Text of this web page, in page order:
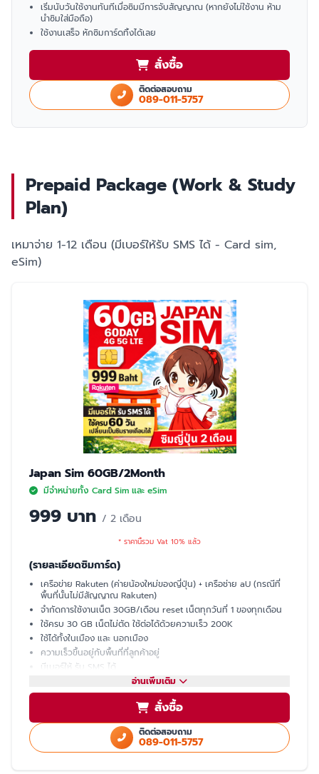
เริ่มนับวันใช้งานทันทีเมื่อซิมมีการจับสัญญาณ (หากยังไม่ใช้งาน ห้าม
นำซิมใส่มือถือ)
ใช้งานเสร็จ หักซิมการ์ดทิ้งได้เลย
สั่งซื้อ
ติดต่อสอบถาม
089-011-5757
Prepaid Package (Work & Study
Plan)
เหมาจ่าย 1-12 เดือน (มีเบอร์ให้รับ SMS ได้ - Card sim,
eSim)
Japan Sim 60GB/2Month
มีจำหน่ายทั้ง Card Sim และ eSim
999 บาท / 2 เดือน
* ราคานี้รวม Vat 10% แล้ว
(รายละเอียดซิมการ์ด)
เครือข่าย Rakuten (ค่ายน้องใหม่ของญี่ปุ่น) + เครือช่าย aU (กรณีที่
พื้นที่นั้นไม่มีสัญญาณ Rakuten)
จำกัดการใช้งานเน็ต 30GB/เดือน reset เน็ตทุกวันที่ 1 ของทุกเดือน
ใช้ครบ 30 GB เน็ตไม่ตัด ใช้ต่อได้ด้วยความเร็ว 200K
ใช้ได้ทั้งในเมือง และ นอกเมือง
ความเร็วขึ้นอยู่กับพื้นที่ที่ลูกค้าอยู่
มีเบอร์ให้ รับ SMS ได้
โทรเข้า-ออก ไม่ได้ ต้องโทรผ่าน LINE
แชร์ hotspot ไม่ได้
บริการหลังการขายโดย ทีมงานคนไทย
อ่านเพิ่มเติม
สั่งซื้อ
ติดต่อสอบถาม
089-011-5757